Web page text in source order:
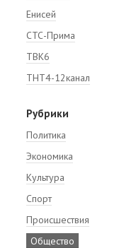
Енисей
СТС-Прима
ТВК6
ТНТ4-12канал
Рубрики
Политика
Экономика
Культура
Спорт
Происшествия
Общество